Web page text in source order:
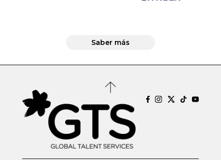
Saber más